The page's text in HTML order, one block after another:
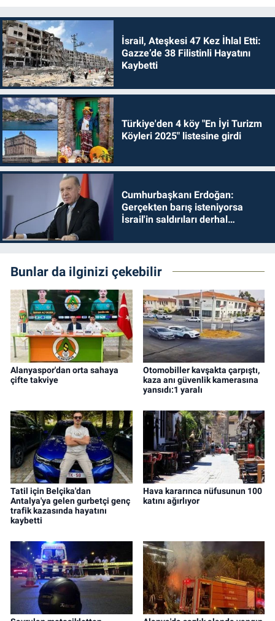
İsrail, Ateşkesi 47 Kez İhlal Etti:
Gazze’de 38 Filistinli Hayatını
Kaybetti
Türkiye'den 4 köy "En İyi Turizm
Köyleri 2025" listesine girdi
Cumhurbaşkanı Erdoğan:
Gerçekten barış isteniyorsa
İsrail'in saldırıları derhal
Bunlar da ilginizi çekebilir
Alanyaspor'dan orta sahaya
çifte takviye
Otomobiller kavşakta çarpıştı,
kaza anı güvenlik kamerasına
yansıdı:1 yaralı
Tatil için Belçika'dan
Antalya'ya gelen gurbetçi genç
trafik kazasında hayatını
kaybetti
Hava kararınca nüfusunun 100
katını ağırlıyor